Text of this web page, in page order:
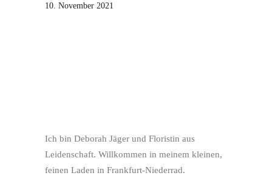
10. November 2021
Ich bin Deborah Jäger und Floristin aus
Leidenschaft. Willkommen in meinem kleinen,
feinen Laden in Frankfurt-Niederrad.